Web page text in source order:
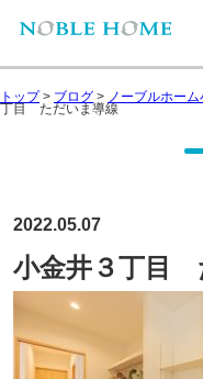
トップ> ブログ > ノーブルホー
丁目 ただいま導線
2022.05.07
小金井３丁目